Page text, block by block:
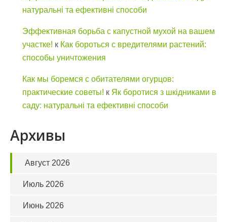
натуральні та ефективні способи
Эффективная борьба с капустной мухой на вашем
участке! к Как бороться с вредителями растений:
способы уничтожения
Как мы боремся с обитателями огурцов:
практические советы! к Як боротися з шкідниками в
саду: натуральні та ефективні способи
Архивы
Август 2026
Июль 2026
Июнь 2026